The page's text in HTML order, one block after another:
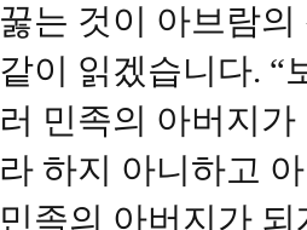
꿇는 것이 아브람
같이 읽겠습니다. “
러 민족의 아버지
라 하지 아니하고
민족의 아버지가